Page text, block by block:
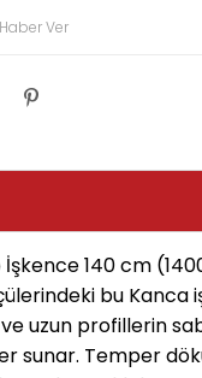
Ver
140 cm
bu Kanca
uzun profillerin
sunar. Temper